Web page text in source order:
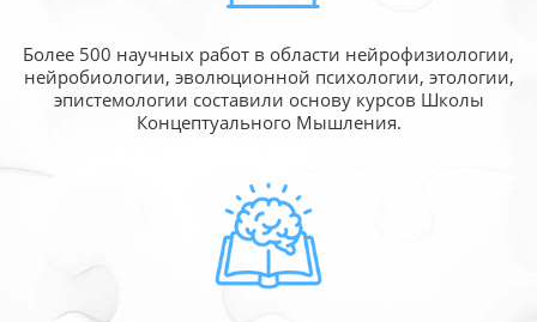
Более 500 научных работ в области нейрофизиологии,
нейробиологии, эволюционной психологии, этологии,
эпистемологии составили основу курсов Школы
Концептуального Мышления.